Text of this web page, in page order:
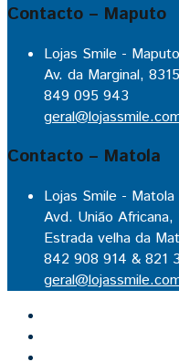
Contacto – Maputo
Lojas Smile - Maputo
Av. da Marginal,
849 095 943
Contacto – Matola
Lojas Smile - Matola
Avd. União
Estrada velha da
842 908 914 & 821